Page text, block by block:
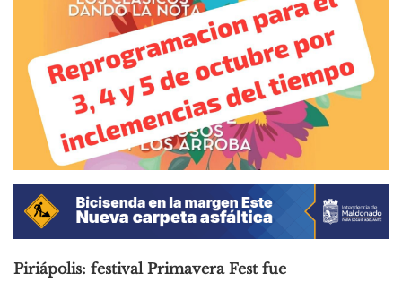
Piriápolis: festival Primavera Fest fue